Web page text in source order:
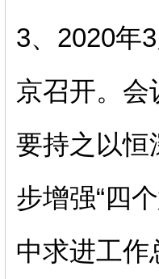
3、2020年
京召开。会
要持之以恒
步增强“四
中求进工作